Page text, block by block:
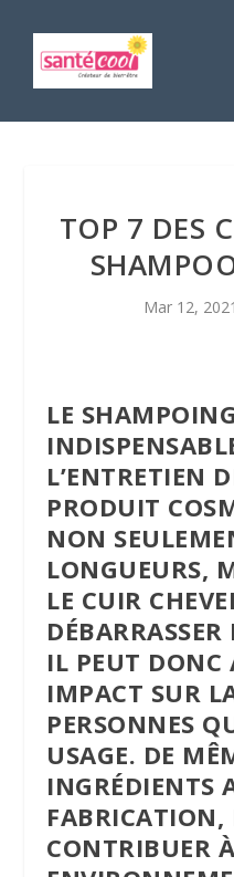
TOP 7 DES
Mar 12, 2021
LE
L’ENTRETIEN
PRODUIT
NON
LONGUEURS,
LE CUIR
IL PEUT DONC
IMPACT SUR
PERSONNES
USAGE. DE
INGRÉDIENTS
FABRICATION,
CONTRIBUER